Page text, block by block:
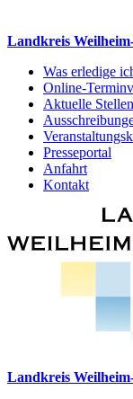
Landkreis
Was erledige
Online-
Aktuelle
Presseportal
Anfahrt
Kontakt
Landkreis